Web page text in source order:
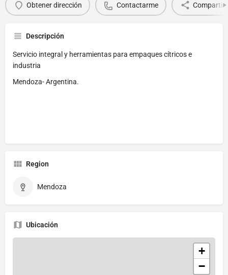
Obtener dirección Contactarme Compartir
Descripción
Servicio integral y herramientas para empaques cítricos e
industria
Mendoza- Argentina.
Region
Mendoza
Ubicación
+
−